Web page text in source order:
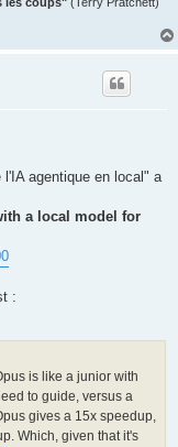
agentique en local" a
a local model for
:
is like a junior with
to guide, versus a
gives a 15x speedup,
Which, given that it's